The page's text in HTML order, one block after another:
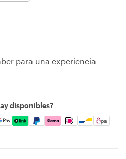
para una experiencia
disponibles?
Discover, Apple Pay, Google